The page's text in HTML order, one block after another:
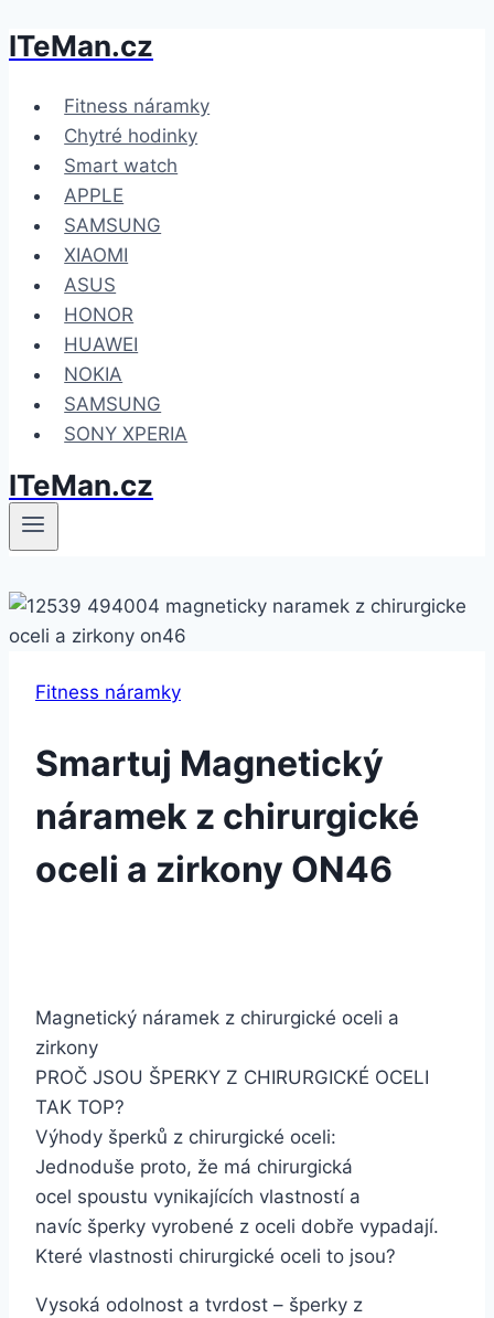
Přeskočit
obsah
ITeMan.cz
Fitness náramky
Chytré hodinky
Smart watch
APPLE
SAMSUNG
XIAOMI
ASUS
HONOR
HUAWEI
NOKIA
SAMSUNG
SONY XPERIA
ITeMan.cz
Fitness náramky
Smartuj Magnetický
náramek z chirurgické
oceli a zirkony ON46
Magnetický náramek z chirurgické oceli a
zirkony
PROČ JSOU ŠPERKY Z CHIRURGICKÉ OCELI
TAK TOP?
Výhody šperků z chirurgické oceli:
Jednoduše proto, že má chirurgická
ocel spoustu vynikajících vlastností a
navíc šperky vyrobené z oceli dobře vypadají.
Které vlastnosti chirurgické oceli to jsou?
Vysoká odolnost a tvrdost – šperky z